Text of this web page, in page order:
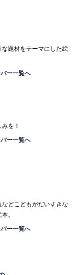
題材をテーマにした絵
ー一覧へ
を！
ー一覧へ
どこどもがだいすきな
。
ー一覧へ